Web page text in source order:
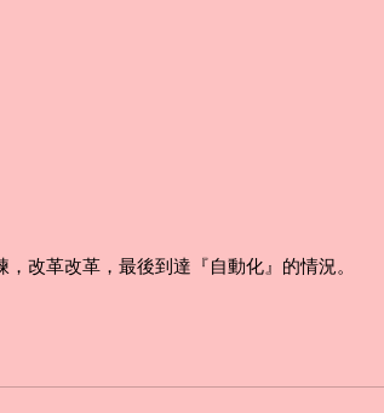
改革改革，最後到達『自動化』的情況。